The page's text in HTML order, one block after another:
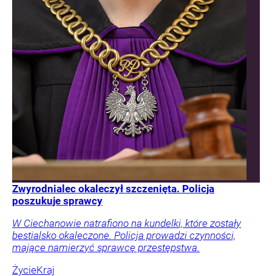
Zwyrodnialec okaleczył szczenięta. Policja
poszukuje sprawcy
W Ciechanowie natrafiono na kundelki, które zostały
bestialsko okaleczone. Policja prowadzi czynności,
mające namierzyć sprawcę przestępstwa.
ŻycieKraj